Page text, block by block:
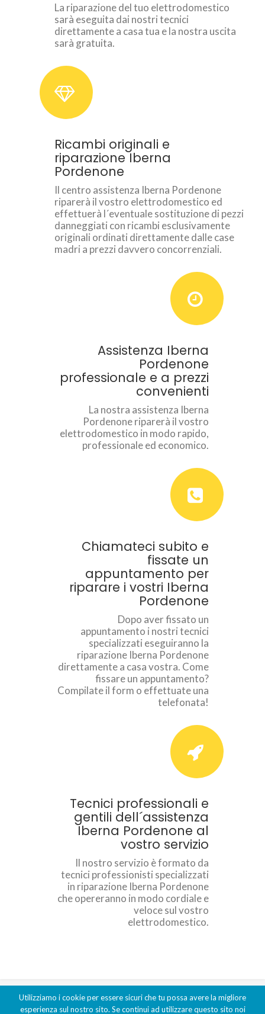
La riparazione del tuo elettrodomestico
sarà eseguita dai nostri tecnici
direttamente a casa tua e la nostra uscita
sarà gratuita.
Ricambi originali e
riparazione Iberna
Pordenone
Il centro assistenza Iberna Pordenone
riparerà il vostro elettrodomestico ed
effettuerà l´eventuale sostituzione di pezzi
danneggiati con ricambi esclusivamente
originali ordinati direttamente dalle case
madri a prezzi davvero concorrenziali.
Assistenza Iberna
Pordenone
professionale e a prezzi
convenienti
La nostra assistenza Iberna
Pordenone riparerà il vostro
elettrodomestico in modo rapido,
professionale ed economico.
Chiamateci subito e
fissate un
appuntamento per
riparare i vostri Iberna
Pordenone
Dopo aver fissato un
appuntamento i nostri tecnici
specializzati eseguiranno la
riparazione Iberna Pordenone
direttamente a casa vostra. Come
fissare un appuntamento?
Compilate il form o effettuate una
telefonata!
Tecnici professionali e
gentili dell´assistenza
Iberna Pordenone al
vostro servizio
Il nostro servizio è formato da
tecnici professionisti specializzati
in riparazione Iberna Pordenone
che opereranno in modo cordiale e
veloce sul vostro
elettrodomestico.
Copyright ©2026 Assistenza Elettrodomestici Pordenone - C.F. -
Utilizziamo i cookie per essere sicuri che tu possa avere la migliore
esperienza sul nostro sito. Se continui ad utilizzare questo sito noi